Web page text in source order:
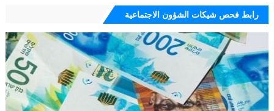
رابط فحص شيكات الشؤون الاجتماعية